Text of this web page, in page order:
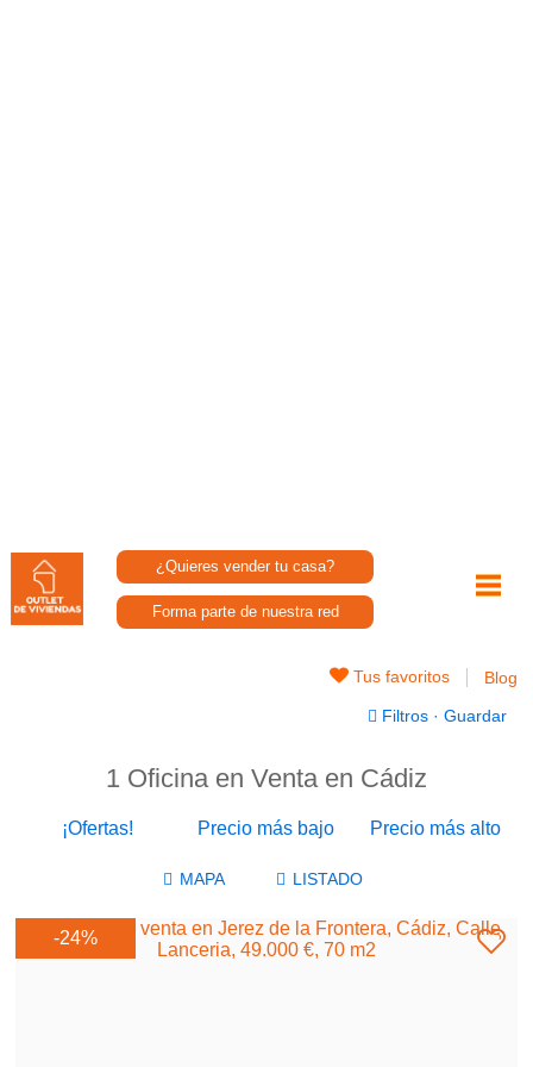
¿Quieres vender tu casa?
Forma parte de nuestra red
Tus favoritos
Blog
· Guardar
Filtros
1 Oficina en Venta en Cádiz
¡Ofertas! Precio más bajo Precio más alto
-24%